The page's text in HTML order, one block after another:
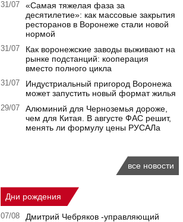
31/07
«Самая тяжелая фаза за
десятилетие»: как массовые закрытия
ресторанов в Воронеже стали новой
нормой
31/07
Как воронежские заводы выживают на
рынке подстанций: кооперация
вместо полного цикла
31/07
Индустриальный пригород Воронежа
может запустить новый формат жилья
29/07
Алюминий для Черноземья дороже,
чем для Китая. В августе ФАС решит,
менять ли формулу цены РУСАЛа
все новости
Дни рождения
07/08
Дмитрий Чебряков -управляющий